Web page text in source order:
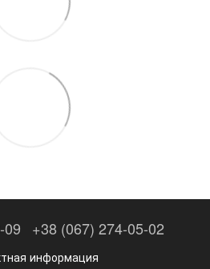
09 +38 (067) 274-05-02
информация